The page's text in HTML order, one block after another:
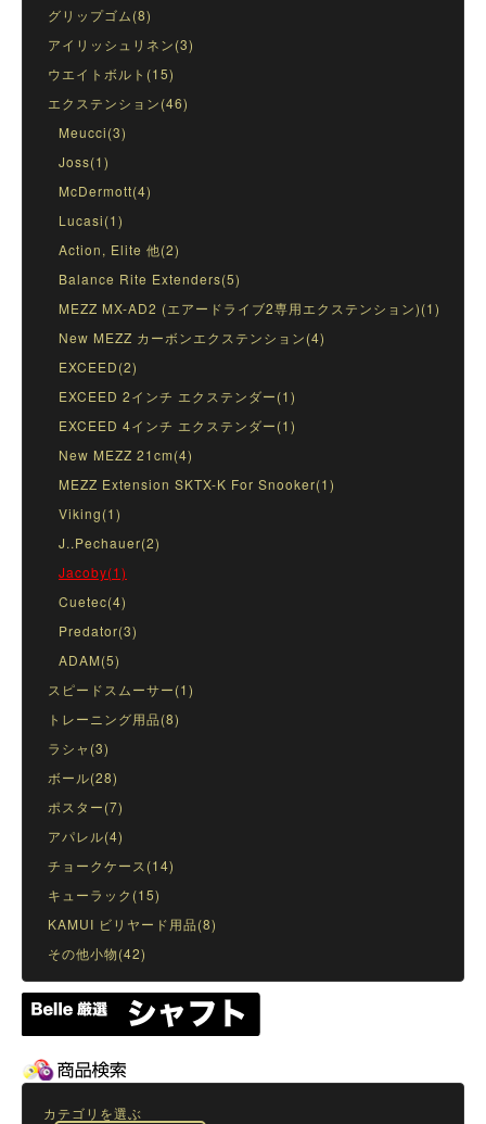
グリップゴム(8)
アイリッシュリネン(3)
ウエイトボルト(15)
エクステンション(46)
Meucci(3)
Joss(1)
McDermott(4)
Lucasi(1)
Action, Elite 他(2)
Balance Rite Extenders(5)
MEZZ MX-AD2 (エアードライブ2専用エクステンション)(1)
New MEZZ カーボンエクステンション(4)
EXCEED(2)
EXCEED 2インチ エクステンダー(1)
EXCEED 4インチ エクステンダー(1)
New MEZZ 21cm(4)
MEZZ Extension SKTX-K For Snooker(1)
Viking(1)
J..Pechauer(2)
Jacoby(1)
Cuetec(4)
Predator(3)
ADAM(5)
スピードスムーサー(1)
トレーニング用品(8)
ラシャ(3)
ボール(28)
ポスター(7)
アパレル(4)
チョークケース(14)
キューラック(15)
KAMUI ビリヤード用品(8)
その他小物(42)
カテゴリを選ぶ